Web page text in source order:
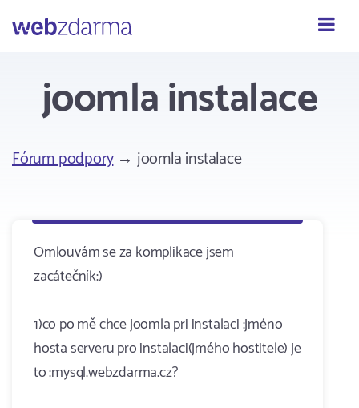
Webzdarma
joomla instalace
Fórum podpory→ joomla instalace
Omlouvám se za komplikace jsem
zacátečník:)
1)co po mě chce joomla pri instalaci :jméno
hosta serveru pro instalaci(jmého hostitele) je
to :mysql.webzdarma.cz?